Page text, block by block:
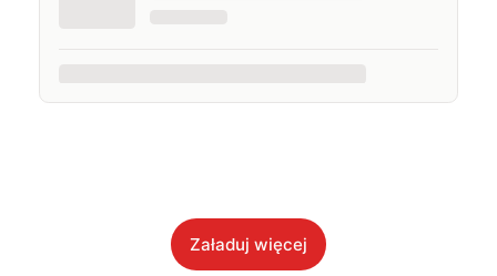
Załaduj więcej